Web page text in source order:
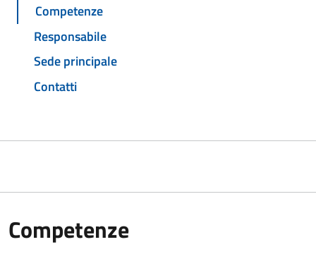
Competenze
Responsabile
Sede principale
Contatti
Competenze